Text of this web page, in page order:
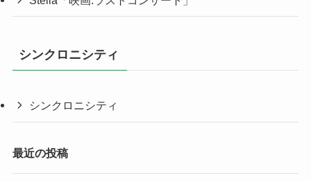
シンクロニシティ
シンクロニシティ
最近の投稿